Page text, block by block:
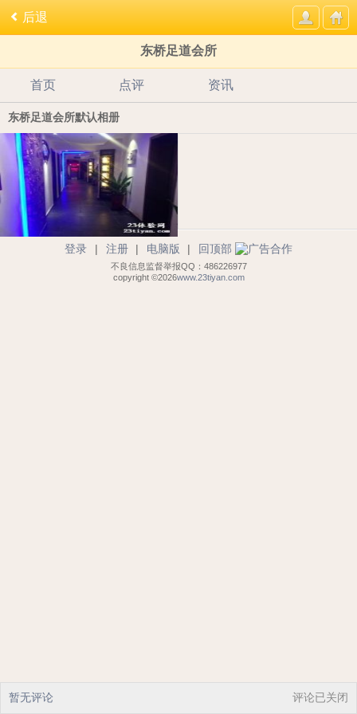
后退
东桥足道会所
首页 点评 资讯
东桥足道会所默认相册
评论已关闭
暂无评论
登录 | 注册 | 电脑版 | 回顶部
不良信息监督举报QQ：486226977
copyright ©2026www.23tiyan.com